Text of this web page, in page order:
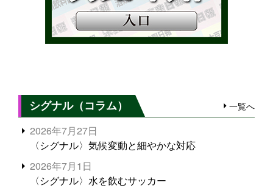
シグナル（コラム） 一覧へ
2026年7月27日
〈シグナル〉気候変動と細やかな対応
2026年7月1日
〈シグナル〉水を飲むサッカー